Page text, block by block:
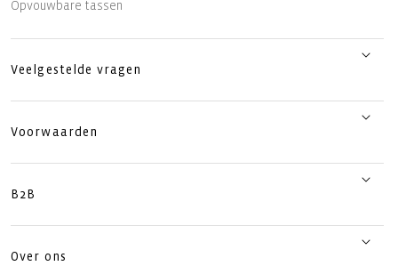
Opvouwbare tassen
Veelgestelde vragen
Voorwaarden
B2B
Over ons